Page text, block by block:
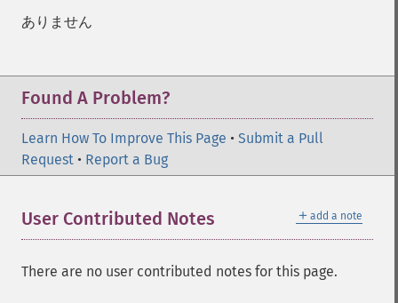
ありません
Found A Problem?
Learn How To Improve This Page • Submit a Pull
Request • Report a Bug
＋ add a note
User Contributed Notes
There are no user contributed notes for this page.